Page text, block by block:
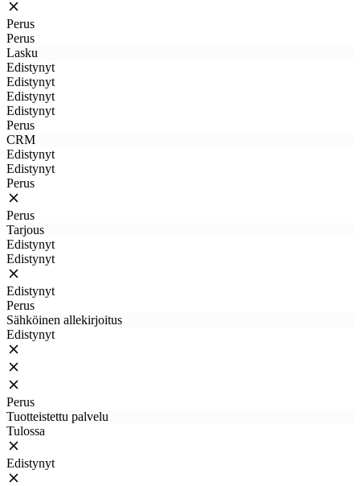
Perus
Perus
Lasku
Edistynyt
Edistynyt
Edistynyt
Edistynyt
Perus
CRM
Edistynyt
Edistynyt
Perus
Perus
Tarjous
Edistynyt
Edistynyt
Edistynyt
Perus
Sähköinen allekirjoitus
Edistynyt
Perus
Tuotteistettu palvelu
Tulossa
Edistynyt